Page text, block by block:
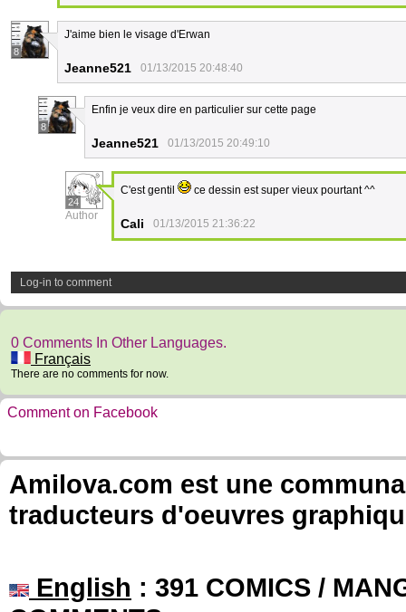
8
J'aime bien le visage d'Erwan
Jeanne521 01/13/2015 20:48:40
8
Enfin je veux dire en particulier sur cette page
Jeanne521 01/13/2015 20:49:10
24
Author
C'est gentil ce dessin est super vieux pourtant ^^
Cali 01/13/2015 21:36:22
Log-in to comment
0 Comments In Other Languages.
Français
There are no comments for now.
Comment on Facebook
Amilova.com est une
traducteurs d'oeuvres
English : 391 COMICS /